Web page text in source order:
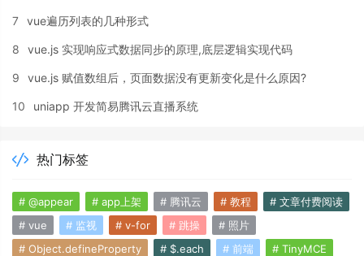
7 vue遍历列表的几种形式
8 vue.js 实现响应式数据同步的原理,底层逻辑实现代码
9 vue.js 赋值数组后，页面数据没有更新变化是什么原因?
10 uniapp 开发简易腾讯云直播系统
热门标签
# @appear # app上架 # 腾讯云 # 教程
# 文章付费阅读
# vue
# 监视 # v-for # 跳操
# 照片
# Object.defineProperty
# $.each # 前端
# TinyMCE